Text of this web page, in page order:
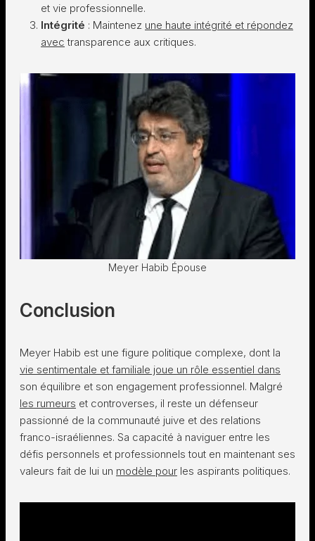
et vie professionnelle.
Intégrité : Maintenez une haute intégrité et répondez
avec transparence aux critiques.
Meyer Habib Épouse
Conclusion
Meyer Habib est une figure politique complexe, dont la
vie sentimentale et familiale joue un rôle essentiel dans
son équilibre et son engagement professionnel. Malgré
les rumeurs et controverses, il reste un défenseur
passionné de la communauté juive et des relations
franco-israéliennes. Sa capacité à naviguer entre les
défis personnels et professionnels tout en maintenant ses
valeurs fait de lui un modèle pour les aspirants politiques.